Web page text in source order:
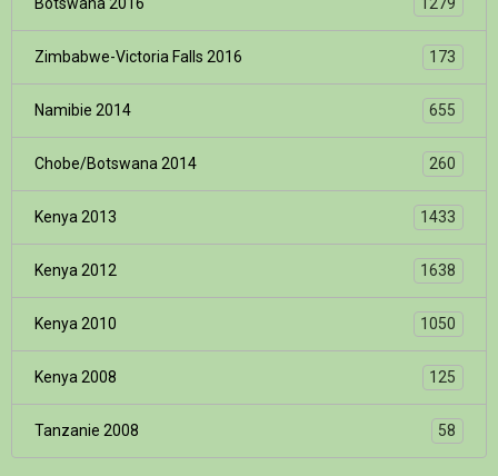
Zimbabwe-Victoria Falls 2016 173
Namibie 2014 655
Chobe/Botswana 2014 260
Kenya 2013 1433
Kenya 2012 1638
Kenya 2010 1050
Kenya 2008 125
Tanzanie 2008 58